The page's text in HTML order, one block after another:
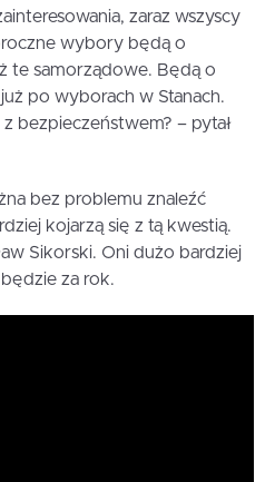
zaraz wszyscy
wybory będą o
te samorządowe. Będą o
po wyborach w Stanach.
bezpieczeństwem? – pytał
bez problemu znaleźć
kojarzą się z tą kwestią.
Sikorski. Oni dużo bardziej
za rok.